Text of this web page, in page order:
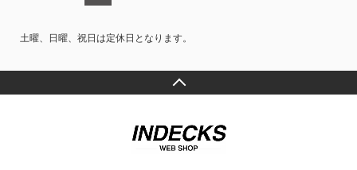
土曜、日曜、祝日は定休日となります。